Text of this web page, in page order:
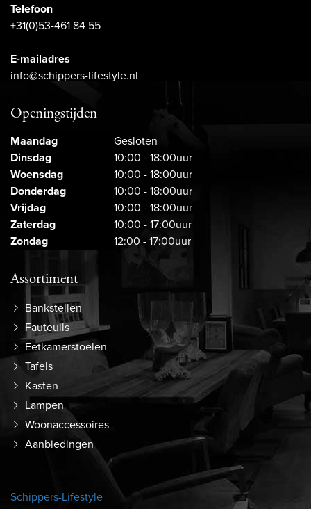
Telefoon
+31(0)53-461 84 55
E-mailadres
info@schippers-lifestyle.nl
Openingstijden
Maandag
Gesloten
Dinsdag
10:00 - 18:00uur
Woensdag
10:00 - 18:00uur
Donderdag
10:00 - 18:00uur
Vrijdag
10:00 - 18:00uur
Zaterdag
10:00 - 17:00uur
Zondag
12:00 - 17:00uur
Assortiment
Bankstellen
Fauteuils
Eetkamerstoelen
Tafels
Kasten
Lampen
Woonaccessoires
Aanbiedingen
Schippers-Lifestyle